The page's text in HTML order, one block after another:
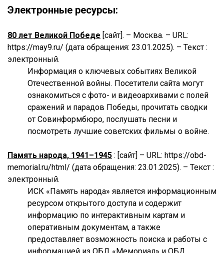
Электронные ресурсы:
80 лет Великой Победе [сайт]. – Москва. – URL:
https://may9.ru/ (дата обращения: 23.01.2025). – Текст :
электронный.
Информация о ключевых событиях Великой
Отечественной войны. Посетители сайта могут
ознакомиться с фото- и видеоархивами с полей
сражений и парадов Победы, прочитать сводки
от Совинформбюро, послушать песни и
посмотреть лучшие советских фильмы о войне.
Память народа, 1941–1945 : [сайт] – URL: https://obd-
memorial.ru/html/ (дата обращения: 23.01.2025). – Текст :
электронный.
ИСК «Память народа» является информационным
ресурсом открытого доступа и содержит
информацию по интерактивным картам и
оперативным документам, а также
предоставляет возможность поиска и работы с